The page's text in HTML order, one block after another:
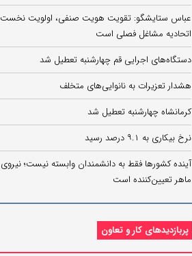
عباس ستایشگو: تقویت هویت صنفی، اولویت نخست
اتحادیه مشاغل فصلی است
دستگاه‌های اجرایی قم چهارشنبه تعطیل شد
هشدار تعزیرات به نانوایی‌های متخلف
کرمانشاه چهارشنبه تعطیل شد
نرخ بیکاری به ۹.۱ درصد رسید
آینده کشورها فقط به دانشمندان وابسته نیست؛ نیروی
ماهر تعیین‌کننده است
پربازدیدهای کار و تعاون